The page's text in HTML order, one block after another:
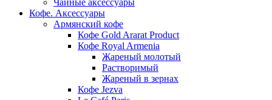
Чайные аксессуары
Кофе. Аксессуары
Армянский кофе
Кофе Gold Ararat Product
Кофе Royal Armenia
Жареный молотый
Растворимый
Жареный в зернах
Кофе Jezva